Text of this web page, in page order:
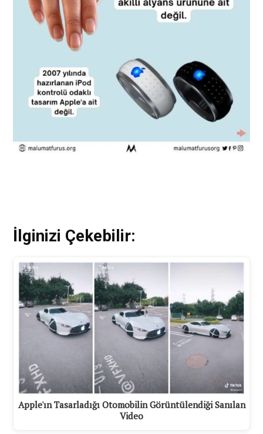
İlginizi Çekebilir:
Apple'ın Tasarladığı Otomobilin Görüntülendiği Sanılan
Video